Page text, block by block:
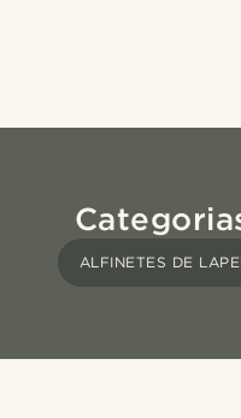
ALFINETES DE